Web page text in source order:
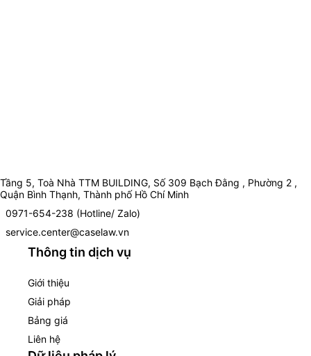
Tầng 5, Toà Nhà TTM BUILDING, Số 309 Bạch Đằng , Phường 2 ,
Quận Bình Thạnh, Thành phố Hồ Chí Minh
0971-654-238 (Hotline/ Zalo)
service.center@caselaw.vn
Thông tin dịch vụ
Giới thiệu
Giải pháp
Bảng giá
Liên hệ